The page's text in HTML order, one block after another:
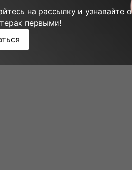
на рассылку и узнавайте о
первыми!